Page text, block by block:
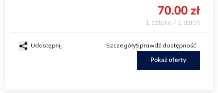
70.00 zł
1 sztuka / 1 dzień
Udostępnij SzczegółySprawdź dostępność
Pokaż oferty